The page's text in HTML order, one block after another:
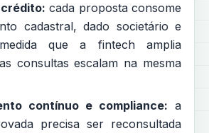
cada proposta consome
cadastral, dado societário e
que a fintech amplia
consultas escalam na mesma
contínuo e compliance: a
precisa ser reconsultada